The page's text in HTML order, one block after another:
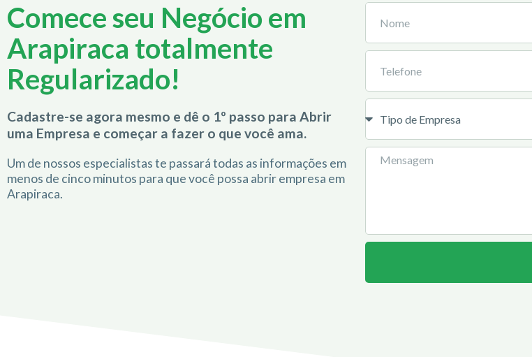
Comece seu Negócio em
Arapiraca totalmente
Regularizado!
Cadastre-se agora mesmo e dê o 1º passo para Abrir
uma Empresa e começar a fazer o que você ama.
Um de nossos especialistas te passará todas as informações em
menos de cinco minutos para que você possa abrir empresa em
Arapiraca.